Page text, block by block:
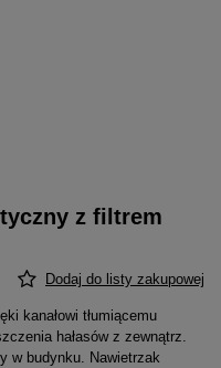
z filtrem
Dodaj do listy zakupowej
kanałowi tłumiącemu
hałasów z zewnątrz.
w budynku. Nawietrzak